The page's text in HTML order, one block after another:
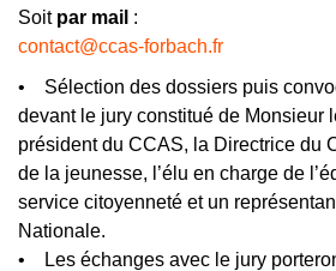
Soit par mail :
contact@ccas-forbach.fr
• Sélection des dossiers puis
devant le jury constitué de Monsieur
président du CCAS, la Directrice du
de la jeunesse, l’élu en charge de
service citoyenneté et un
Nationale.
• Les échanges avec le jury